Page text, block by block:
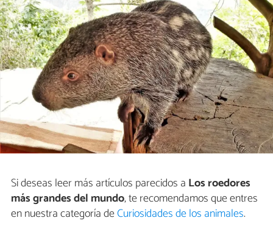
Si deseas leer más artículos parecidos a Los roedores
más grandes del mundo, te recomendamos que entres
en nuestra categoría deCuriosidades de los animales.